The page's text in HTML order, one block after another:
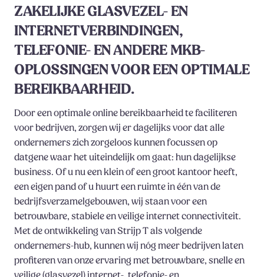
ZAKELIJKE GLASVEZEL- EN
INTERNETVERBINDINGEN,
TELEFONIE- EN ANDERE MKB-
OPLOSSINGEN VOOR EEN OPTIMALE
BEREIKBAARHEID.
Door een optimale online bereikbaarheid te faciliteren
voor bedrijven, zorgen wij er dagelijks voor dat alle
ondernemers zich zorgeloos kunnen focussen op
datgene waar het uiteindelijk om gaat: hun dagelijkse
business. Of u nu een klein of een groot kantoor heeft,
een eigen pand of u huurt een ruimte in één van de
bedrijfsverzamelgebouwen, wij staan voor een
betrouwbare, stabiele en veilige internet connectiviteit.
Met de ontwikkeling van Strijp T als volgende
ondernemers-hub, kunnen wij nóg meer bedrijven laten
profiteren van onze ervaring met betrouwbare, snelle en